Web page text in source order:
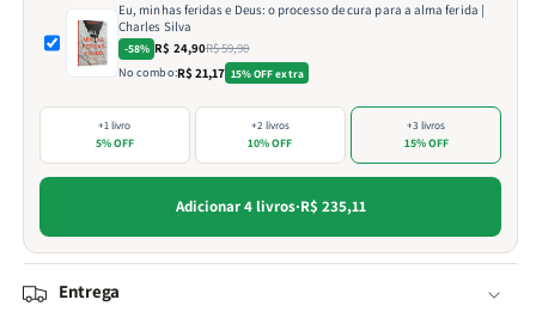
Eu, minhas feridas e Deus: o processo de cura para a alma ferida |
Charles Silva
-58% R$ 24,90R$ 59,90
No combo:R$ 21,17 15% OFF extra
+1 livro
5% OFF
+2 livros
10% OFF
+3 livros
15% OFF
Adicionar 4 livros·R$ 235,11
Entrega